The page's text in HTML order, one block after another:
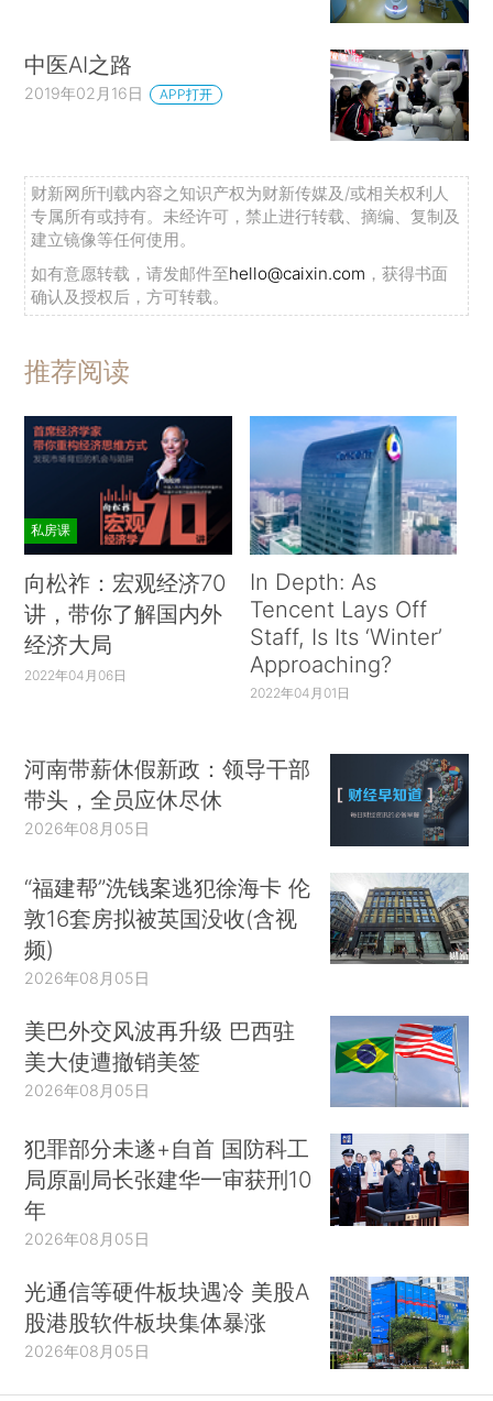
中医AI之路
2019年02月16日 APP打开
财新网所刊载内容之知识产权为财新传媒及/或相关权利人
专属所有或持有。未经许可，禁止进行转载、摘编、复制及
建立镜像等任何使用。
如有意愿转载，请发邮件至hello@caixin.com ，获得书面
确认及授权后，方可转载。
推荐阅读
私房课
向松祚：宏观经济70
讲，带你了解国内外
经济大局
2022年04月06日
In Depth: As
Tencent Lays Off
Staff, Is Its ‘Winter’
Approaching?
2022年04月01日
河南带薪休假新政：领导干部
带头，全员应休尽休
2026年08月05日
“福建帮”洗钱案逃犯徐海卡 伦
敦16套房拟被英国没收(含视
频)
2026年08月05日
美巴外交风波再升级 巴西驻
美大使遭撤销美签
2026年08月05日
犯罪部分未遂+自首 国防科工
局原副局长张建华一审获刑10
年
2026年08月05日
光通信等硬件板块遇冷 美股A
股港股软件板块集体暴涨
2026年08月05日